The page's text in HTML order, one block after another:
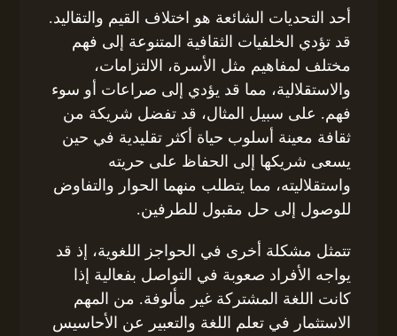
أحد التحديات الشائعة هو اختلاف القيم والتقاليد.
قد تؤدي الخلفيات الثقافية المتنوعة إلى فهم
مختلف لمفاهيم مثل الأسرة، الالتزامات،
والاستقلالية، مما قد يؤدي إلى صراعات أو سوء
فهم. على سبيل المثال، قد تفضل شريكة من
ثقافة معينة أسلوب حياة أكثر تقليدية في حين
يسعى شريكها إلى الحفاظ على حريته
واستقلاليته، مما يتطلب منهما الحوار والتفاوض
للوصول إلى حل مقبول للطرفين.
تتمثل مشكلة أخرى في الحواجز اللغوية، إذ قد
يواجه الأفراد صعوبة في التواصل بفعالية إذا
كانت اللغة المشتركة غير مألوفة. من المهم
الاستثمار في تعلم اللغة والتعبير عن الأحاسيس